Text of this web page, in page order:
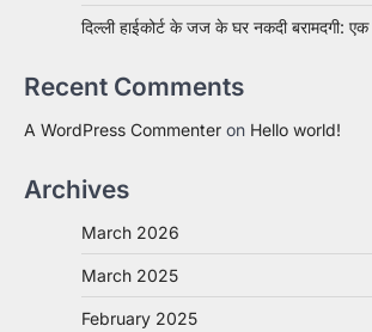
दिल्ली हाईकोर्ट के जज के घर नकदी बरामदगी:
Recent Comments
A WordPress Commenter on Hello world!
Archives
March 2026
March 2025
February 2025